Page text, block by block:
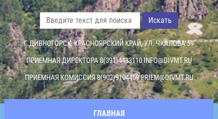
Искать
Г. ДИВНОГОРСК, КРАСНОЯРСКИЙ КРАЙ, УЛ. ЧКАЛОВА 59
ПРИЕМНАЯ ДИРЕКТОРА 8(391)4433110INFO@DIVMT.RU
ПРИЕМНАЯ КОМИССИЯ 8(902)9104459PRIEM@DIVMT.RU
ГЛАВНАЯ